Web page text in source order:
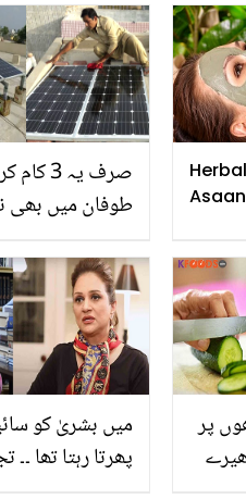
کی
صرف یہ 3
طوفان میں بھی
اور ہواؤں میں
محفوظ رکھیں؟
میں بشریٰ کو
پھرتا رہتا تھا ۔۔
پر